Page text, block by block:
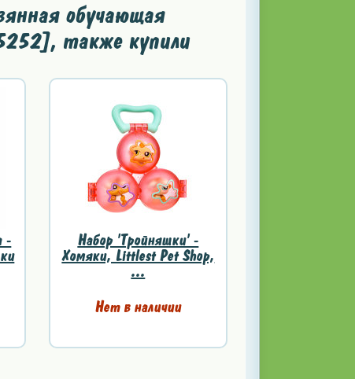
обучающая
также купили
-
Набор 'Тройняшки' -
Хомяки, Littlest Pet Shop,
...
Нет в наличии